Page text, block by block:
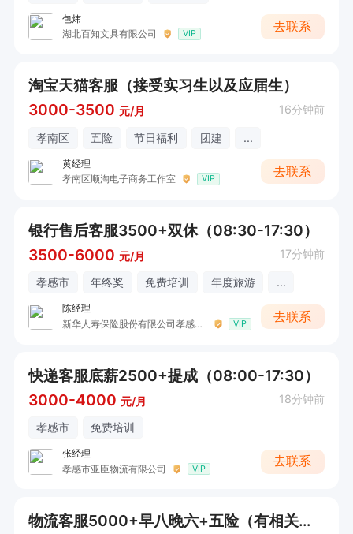
包炜
湖北百知文具有限公司
VIP
去联系
淘宝天猫客服（接受实习生以及应届生）
3000-3500 元/月 16分钟前
孝南区 五险 节日福利 团建 ...
黄经理
孝南区顺淘电子商务工作室
VIP
去联系
银行售后客服3500+双休（08:30-17:30）
3500-6000 元/月 17分钟前
孝感市 年终奖 免费培训 年度旅游 ...
陈经理
新华人寿保险股份有限公司孝感中心支公司(黄香路店)
VIP
去联系
快递客服底薪2500+提成（08:00-17:30）
3000-4000 元/月 18分钟前
孝感市 免费培训
张经理
孝感市亚臣物流有限公司
VIP
去联系
物流客服5000+早八晚六+五险（有相关经验）